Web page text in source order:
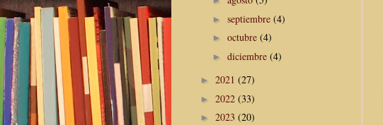
► septiembre (4)
► octubre (4)
► diciembre (4)
► 2021 (27)
► 2022 (33)
► 2023 (20)